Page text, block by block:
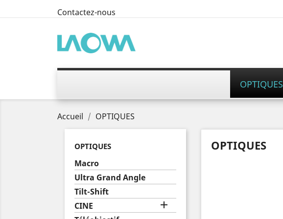
Contactez-nous
OPTIQUES
Accueil OPTIQUES
OPTIQUES
Macro
Ultra Grand Angle
Tilt-Shift
CINE

OPTIQUES